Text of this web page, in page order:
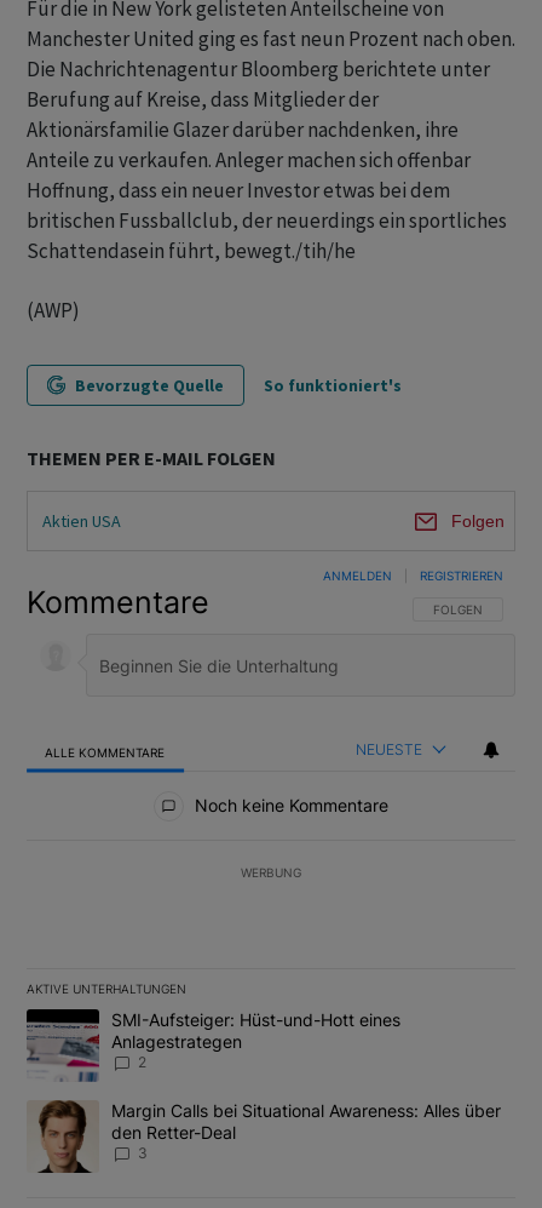
Für die in New York gelisteten Anteilscheine von
Manchester United ging es fast neun Prozent nach oben.
Die Nachrichtenagentur Bloomberg berichtete unter
Berufung auf Kreise, dass Mitglieder der
Aktionärsfamilie Glazer darüber nachdenken, ihre
Anteile zu verkaufen. Anleger machen sich offenbar
Hoffnung, dass ein neuer Investor etwas bei dem
britischen Fussballclub, der neuerdings ein sportliches
Schattendasein führt, bewegt./tih/he
(AWP)
Bevorzugte Quelle So funktioniert's
THEMEN PER E-MAIL FOLGEN
Aktien USA Folgen
Kommentare FOLGE DIESER
FOLGEN
ANMELDEN REGISTRIEREN
ALLE KOMMENTARE NEUESTE
Noch keine Kommentare
WERBUNG
AKTIVE UNTERHALTUNGEN
Das Folgende ist eine Liste der am meisten kommentierten
Ein Trendartikel mit dem Titel "SMI-Aufsteiger: Hüst-und-Hott
SMI-Aufsteiger: Hüst-und-Hott eines
Anlagestrategen
2
Ein Trendartikel mit dem Titel "Margin Calls bei Situational
Margin Calls bei Situational Awareness: Alles über
den Retter-Deal
3